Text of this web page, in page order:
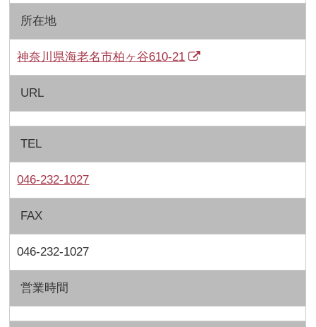
所在地
神奈川県海老名市柏ヶ谷610-21
URL
TEL
046-232-1027
FAX
046-232-1027
営業時間